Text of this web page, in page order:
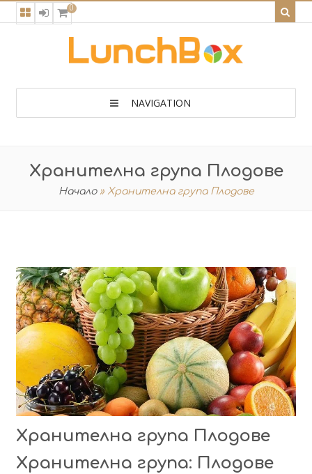
0
NAVIGATION
Хранителна група Плодове
Начало » Хранителна група Плодове
Хранителна група Плодове
Хранителна група: Плодове